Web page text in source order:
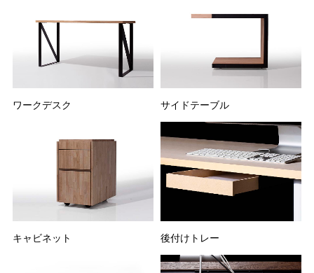
ワークデスク サイドテーブル
キャビネット 後付けトレー